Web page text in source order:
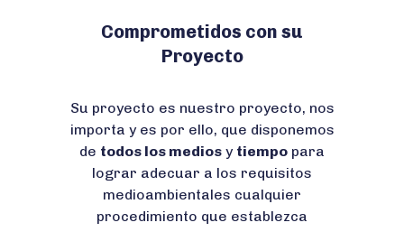
Comprometidos con su
Proyecto
Su proyecto es nuestro proyecto, nos
importa y es por ello, que disponemos
de todos los medios y tiempo para
lograr adecuar a los requisitos
medioambientales cualquier
procedimiento que establezca